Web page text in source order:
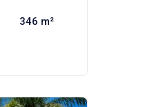
346 m²